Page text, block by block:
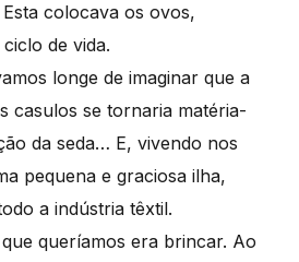
colocava os ovos,
de vida.
longe de imaginar que a
casulos se tornaria matéria-
da seda… E, vivendo nos
pequena e graciosa ilha,
a indústria têxtil.
queríamos era brincar. Ao